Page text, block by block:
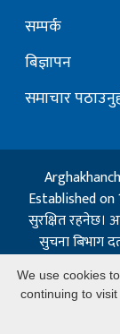
सम्पर्क
बिज्ञापन
समाचार
Established on
सुरक्षित रहनेछ।
सुचना बिभाग
नम्बर: १३२
We use cookies
continuing to